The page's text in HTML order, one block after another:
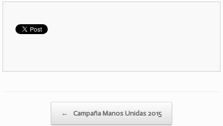
← Campaña Manos Unidas 2015